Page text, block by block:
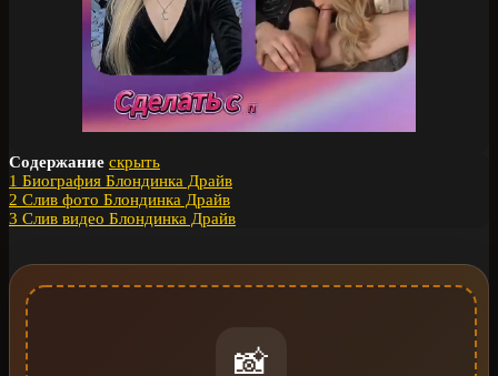
Содержание скрыть
1 Биография Блондинка Драйв
2 Слив фото Блондинка Драйв
3 Слив видео Блондинка Драйв
📸